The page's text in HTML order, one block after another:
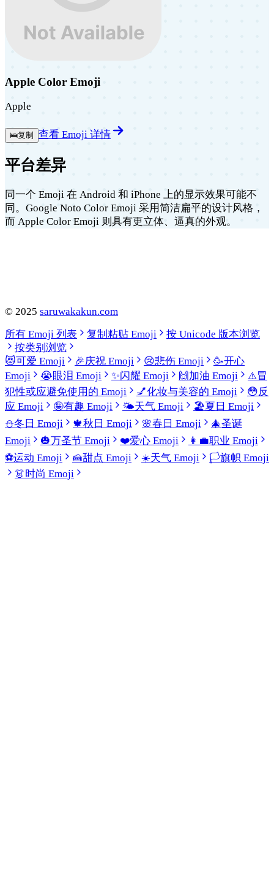
Apple Color Emoji
Apple
🛌复制 查看 Emoji 详情
平台差异
同一个 Emoji 在 Android 和 iPhone 上的显示效果可能不
同。Google Noto Color Emoji 采用简洁扁平的设计风格，
而 Apple Color Emoji 则具有更立体、逼真的外观。
© 2025 saruwakakun.com
所有 Emoji 列表
复制粘贴 Emoji
按 Unicode 版本浏览
按类别浏览
😻可爱 Emoji 🎉庆祝 Emoji 😢悲伤 Emoji 🥳开心
Emoji
😭眼泪 Emoji ✨闪耀 Emoji 🙌 加油 Emoji ⚠️冒
犯性或应避免使用的 Emoji
💅化妆与美容的 Emoji 😳反
应 Emoji
🤪有趣 Emoji 🌤️天气 Emoji 🏖️夏日 Emoji
⛄冬日 Emoji 🍁秋日 Emoji 🌸春日 Emoji 🎄圣诞
Emoji
🎃万圣节 Emoji ❤️爱心 Emoji 👩‍💼职业 Emoji
⚽运动 Emoji 🍰甜点 Emoji ☀️天气 Emoji 🏳️旗帜 Emoji
👗时尚 Emoji